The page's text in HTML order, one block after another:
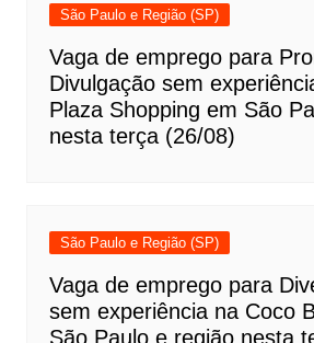
São Paulo e Região (SP)
Vaga de emprego para
Divulgação sem
Plaza Shopping em São
nesta terça (26/08)
São Paulo e Região (SP)
Vaga de emprego para
sem experiência na Coco
São Paulo e região nesta